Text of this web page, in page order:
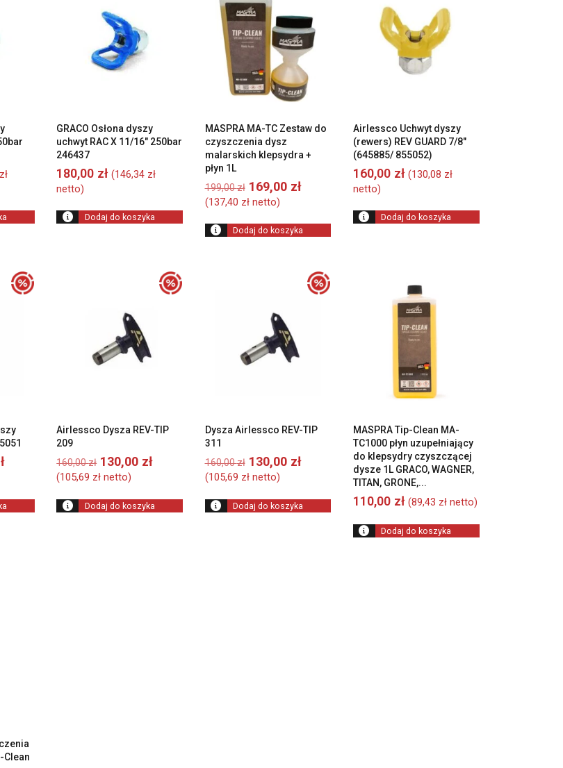
zł
GRACO Osłona dyszy
uchwyt RAC X 11/16″ 250bar
246437
180,00 zł (146,34 zł
netto)
Dodaj do koszyka
MASPRA MA-TC Zestaw do
czyszczenia dysz
malarskich klepsydra +
płyn 1L
199,00zł Pierwotna
cena
wynosiła:
199,00 zł.
169,00 złAktualna
169,00 zł.
(137,40 złnetto)
Dodaj do koszyka
Airlessco Uchwyt dyszy
(rewers) REV GUARD 7/8″
(645885/ 855052)
160,00 zł (130,08 zł
netto)
Dodaj do koszyka
Aktualna
150,00 zł.
Airlessco Dysza REV-TIP
209
160,00zł Pierwotna
cena
wynosiła:
160,00 zł.
130,00 złAktualna
130,00 zł.
(105,69 zł netto)
Dodaj do koszyka
Dysza Airlessco REV-TIP
311
160,00zł Pierwotna
cena
wynosiła:
160,00 zł.
130,00 złAktualna
130,00 zł.
(105,69 złnetto)
Dodaj do koszyka
MASPRA Tip-Clean MA-
TC1000 płyn uzupełniający
do klepsydry czyszczącej
dysze 1L GRACO, WAGNER,
TITAN, GRONE,...
110,00 zł (89,43 złnetto)
Dodaj do koszyka
Clean